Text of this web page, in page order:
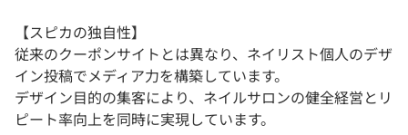
【スピカの独自性】
従来のクーポンサイトとは異なり、ネイリスト個人のデザ
イン投稿でメディア力を構築しています。
デザイン目的の集客により、ネイルサロンの健全経営とリ
ピート率向上を同時に実現しています。